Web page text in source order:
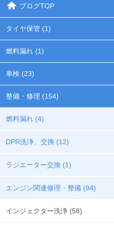
ブログTOP
タイヤ保管 (1)
燃料漏れ (1)
車検 (23)
整備・修理 (154)
燃料漏れ (4)
DPR洗浄、交換 (12)
ラジエーター交換 (1)
エンジン関連修理・整備 (94)
インジェクター洗浄 (58)